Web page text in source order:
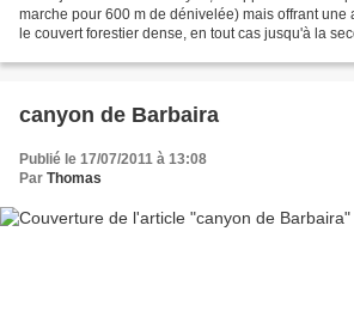
marche pour 600 m de dénivelée) mais offrant une
le couvert forestier dense, en tout cas jusqu'à la
canyon de Barbaira
Publié le 17/07/2011 à 13:08
Par Thomas